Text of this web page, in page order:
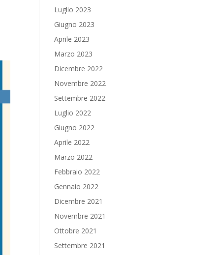
Luglio 2023
Giugno 2023
Aprile 2023
Marzo 2023
Dicembre 2022
Novembre 2022
Settembre 2022
Luglio 2022
Giugno 2022
Aprile 2022
Marzo 2022
Febbraio 2022
Gennaio 2022
Dicembre 2021
Novembre 2021
Ottobre 2021
Settembre 2021